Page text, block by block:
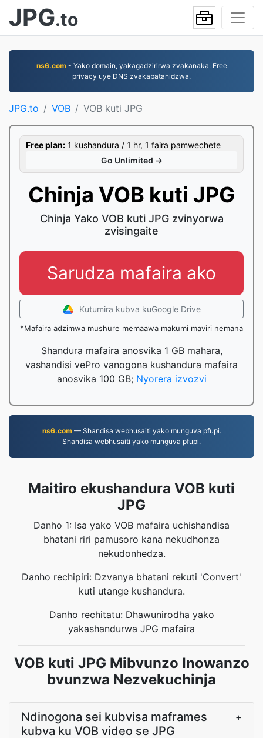
JPG.to
ns6.com- Yako domain, yakagadzirirwa zvakanaka. Free
privacy uye DNS zvakabatanidzwa.
JPG.to VOB VOB kuti JPG
Free plan: 1 kushandura / 1 hr, 1 faira pamwechete
Go Unlimited →
Chinja VOB kuti JPG
Chinja Yako VOB kuti JPG zvinyorwa
zvisingaite
Sarudza mafaira ako
Kutumira kubva kuGoogle Drive
*Mafaira adzimwa mushure memaawa makumi maviri nemana
Shandura mafaira anosvika 1 GB mahara,
vashandisi vePro vanogona kushandura mafaira
anosvika 100 GB; Nyorera izvozvi
ns6.com— Shandisa webhusaiti yako munguva pfupi.
Shandisa webhusaiti yako munguva pfupi.
Maitiro ekushandura VOB kuti
JPG
Danho 1: Isa yako VOB mafaira uchishandisa
bhatani riri pamusoro kana nekudhonza
nekudonhedza.
Danho rechipiri: Dzvanya bhatani rekuti 'Convert'
kuti utange kushandura.
Danho rechitatu: Dhawunirodha yako
yakashandurwa JPG mafaira
VOB kuti JPG Mibvunzo Inowanzo
bvunzwa Nezvekuchinja
Ndinogona sei kubvisa maframes
kubva ku VOB video se JPG
+